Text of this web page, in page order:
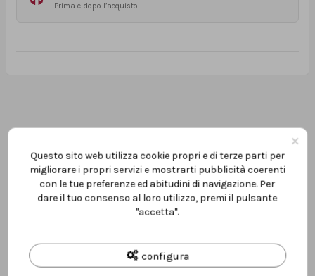
Prima e dopo l’acquisto
Descrizione
felpa full zip Martini Racing bianca taglia M
è un capo
tuta Sparco Martini Racing
traspirante, ideale per l’uso quotidiano e per le stagioni più
fresche.
chiusura full zipconsente unavestizione rapida e una
×
Questo sito web utilizza cookie propri e di terze parti per
migliorare i propri servizi e mostrarti pubblicità coerenti
con le tue preferenze ed abitudini di navigazione. Per
dare il tuo consenso al loro utilizzo, premi il pulsante
"accetta".
configura